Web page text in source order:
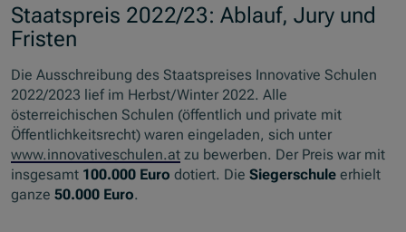
Staatspreis 2022/23: Ablauf, Jury und
Fristen
Die Ausschreibung des Staatspreises Innovative Schulen
2022/2023 lief im Herbst/Winter 2022. Alle
österreichischen Schulen (öffentlich und private mit
Öffentlichkeitsrecht) waren eingeladen, sich unter
www.innovativeschulen.at zu bewerben. Der Preis war mit
insgesamt 100.000 Euro dotiert. DieSiegerschule erhielt
ganze50.000 Euro.